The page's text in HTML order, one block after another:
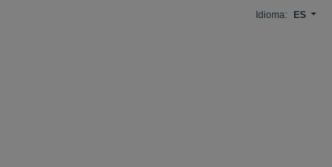
Idioma: ES